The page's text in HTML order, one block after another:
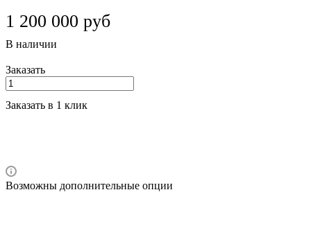
1 200 000 руб
В наличии
Заказать
Заказать в 1 клик
Возможны дополнительные опции